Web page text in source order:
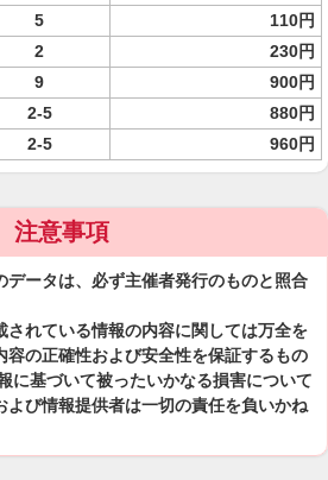
5
110円
2
230円
9
900円
2-5
880円
2-5 960円
注意事項
データは、必ず主催者発行のものと照合
されている情報の内容に関しては万全を
容の正確性および安全性を保証するもの
に基づいて被ったいかなる損害について
よび情報提供者は一切の責任を負いかね